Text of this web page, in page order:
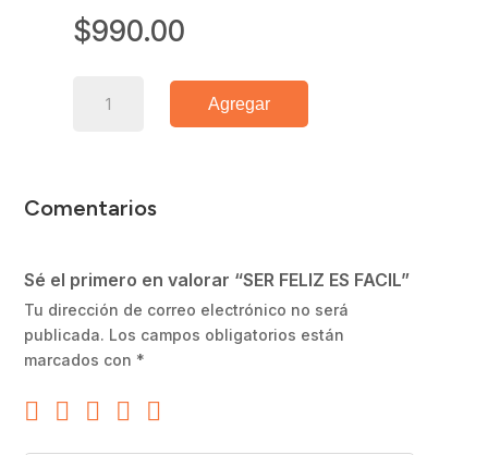
$990.00
FELIZ
Agregar
Comentarios
Sé el primero en valorar “SER FELIZ ES FACIL”
Tu dirección de correo electrónico no será
publicada. Los campos obligatorios están
marcados con *